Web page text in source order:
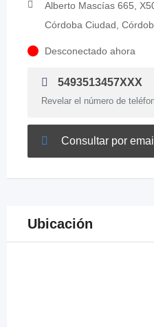
Alberto Mascías 665,
Córdoba Ciudad,
Desconectado ahora
5493513457XXX
Revelar el número de
Consultar por email
Ubicación